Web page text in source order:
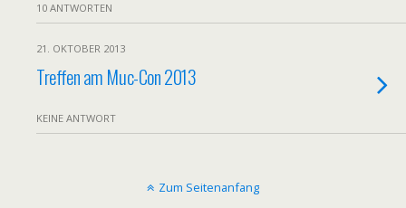
10 ANTWORTEN
21. OKTOBER 2013
Treffen am Muc-Con 2013
KEINE ANTWORT
Zum Seitenanfang